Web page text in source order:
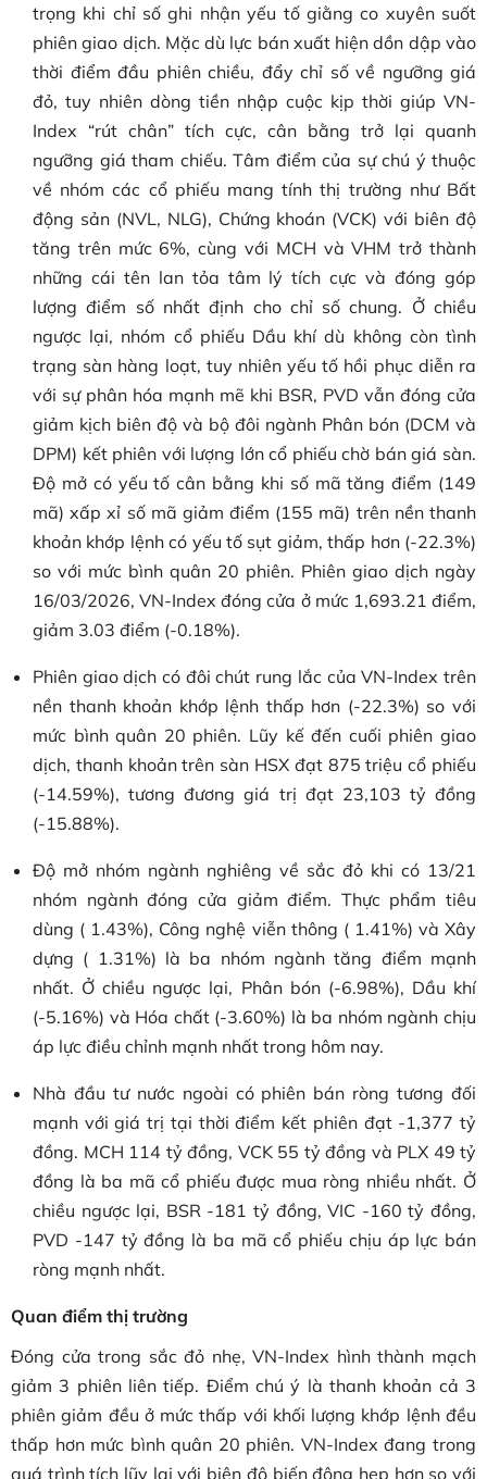
trọng khi chỉ số ghi nhận yếu tố giằng co xuyên suốt
phiên giao dịch. Mặc dù lực bán xuất hiện dồn dập vào
thời điểm đầu phiên chiều, đẩy chỉ số về ngưỡng giá
đỏ, tuy nhiên dòng tiền nhập cuộc kịp thời giúp VN-
Index “rút chân” tích cực, cân bằng trở lại quanh
ngưỡng giá tham chiếu. Tâm điểm của sự chú ý thuộc
về nhóm các cổ phiếu mang tính thị trường như Bất
động sản (NVL, NLG), Chứng khoán (VCK) với biên độ
tăng trên mức 6%, cùng với MCH và VHM trở thành
những cái tên lan tỏa tâm lý tích cực và đóng góp
lượng điểm số nhất định cho chỉ số chung. Ở chiều
ngược lại, nhóm cổ phiếu Dầu khí dù không còn tình
trạng sàn hàng loạt, tuy nhiên yếu tố hồi phục diễn ra
với sự phân hóa mạnh mẽ khi BSR, PVD vẫn đóng cửa
giảm kịch biên độ và bộ đôi ngành Phân bón (DCM và
DPM) kết phiên với lượng lớn cổ phiếu chờ bán giá sàn.
Độ mở có yếu tố cân bằng khi số mã tăng điểm (149
mã) xấp xỉ số mã giảm điểm (155 mã) trên nền thanh
khoản khớp lệnh có yếu tố sụt giảm, thấp hơn (-22.3%)
so với mức bình quân 20 phiên. Phiên giao dịch ngày
16/03/2026, VN-Index đóng cửa ở mức 1,693.21 điểm,
giảm 3.03 điểm (-0.18%).
Phiên giao dịch có đôi chút rung lắc của VN-Index trên
nền thanh khoản khớp lệnh thấp hơn (-22.3%) so với
mức bình quân 20 phiên. Lũy kế đến cuối phiên giao
dịch, thanh khoản trên sàn HSX đạt 875 triệu cổ phiếu
(-14.59%), tương đương giá trị đạt 23,103 tỷ đồng
(-15.88%).
Độ mở nhóm ngành nghiêng về sắc đỏ khi có 13/21
nhóm ngành đóng cửa giảm điểm. Thực phẩm tiêu
dùng ( 1.43%), Công nghệ viễn thông ( 1.41%) và Xây
dựng ( 1.31%) là ba nhóm ngành tăng điểm mạnh
nhất. Ở chiều ngược lại, Phân bón (-6.98%), Dầu khí
(-5.16%) và Hóa chất (-3.60%) là ba nhóm ngành chịu
áp lực điều chỉnh mạnh nhất trong hôm nay.
Nhà đầu tư nước ngoài có phiên bán ròng tương đối
mạnh với giá trị tại thời điểm kết phiên đạt -1,377 tỷ
đồng. MCH 114 tỷ đồng, VCK 55 tỷ đồng và PLX 49 tỷ
đồng là ba mã cổ phiếu được mua ròng nhiều nhất. Ở
chiều ngược lại, BSR -181 tỷ đồng, VIC -160 tỷ đồng,
PVD -147 tỷ đồng là ba mã cổ phiếu chịu áp lực bán
ròng mạnh nhất.
Quan điểm thị trường
Đóng cửa trong sắc đỏ nhẹ, VN-Index hình thành mạch
giảm 3 phiên liên tiếp. Điểm chú ý là thanh khoản cả 3
phiên giảm đều ở mức thấp với khối lượng khớp lệnh đều
thấp hơn mức bình quân 20 phiên. VN-Index đang trong
quá trình tích lũy lại với biên độ biến động hẹp hơn so với